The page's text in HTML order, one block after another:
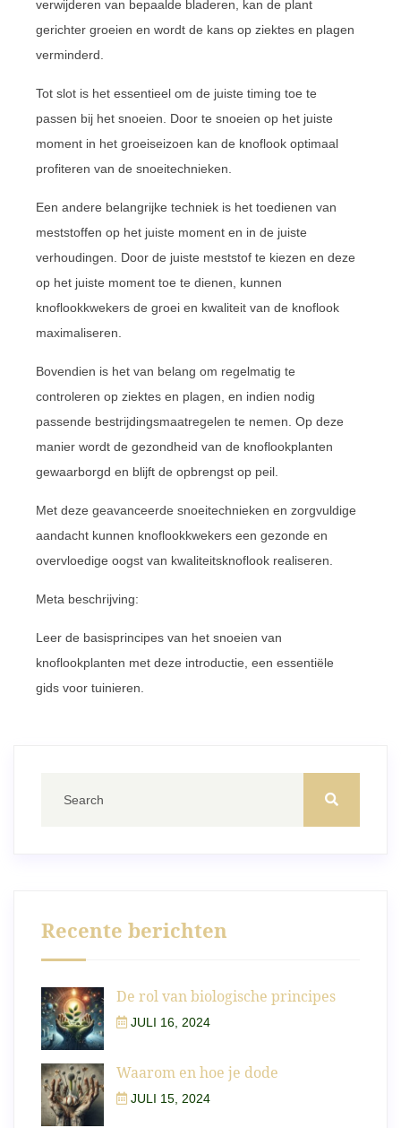
verwijderen van bepaalde bladeren, kan de plant
gerichter groeien en wordt de kans op ziektes en plagen
verminderd.
Tot slot is het essentieel om de juiste timing toe te
passen bij het snoeien. Door te snoeien op het juiste
moment in het groeiseizoen kan de knoflook optimaal
profiteren van de snoeitechnieken.
Een andere belangrijke techniek is het toedienen van
meststoffen op het juiste moment en in de juiste
verhoudingen. Door de juiste meststof te kiezen en deze
op het juiste moment toe te dienen, kunnen
knoflookkwekers de groei en kwaliteit van de knoflook
maximaliseren.
Bovendien is het van belang om regelmatig te
controleren op ziektes en plagen, en indien nodig
passende bestrijdingsmaatregelen te nemen. Op deze
manier wordt de gezondheid van de knoflookplanten
gewaarborgd en blijft de opbrengst op peil.
Met deze geavanceerde snoeitechnieken en zorgvuldige
aandacht kunnen knoflookkwekers een gezonde en
overvloedige oogst van kwaliteitsknoflook realiseren.
Meta beschrijving:
Leer de basisprincipes van het snoeien van
knoflookplanten met deze introductie, een essentiële
gids voor tuinieren.
Recente berichten
De rol van biologische principes
JULI 16, 2024
Waarom en hoe je dode
JULI 15, 2024